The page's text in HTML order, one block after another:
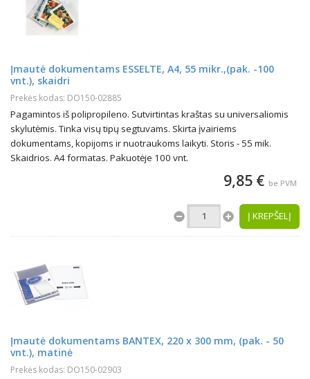
Įmautė dokumentams ESSELTE, A4, 55 mikr.,(pak. -100
vnt.), skaidri
Prekės kodas: DO150-02885
Pagamintos iš polipropileno. Sutvirtintas kraštas su universaliomis
skylutėmis. Tinka visų tipų segtuvams. Skirta įvairiems
dokumentams, kopijoms ir nuotraukoms laikyti. Storis - 55 mik.
Skaidrios. A4 formatas. Pakuotėje 100 vnt.
9,85 € be PVM
Į KREPŠELĮ
Įmautė dokumentams BANTEX, 220 x 300 mm, (pak. - 50
vnt.), matinė
Prekės kodas: DO150-02903